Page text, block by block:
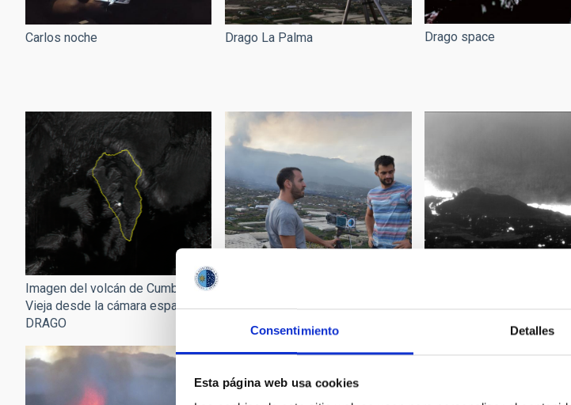
Consentimiento Detalles
Esta página web usa cookies
Carlos noche Drago La Palma Drago space
Imagen del volcán de Cumbre
Vieja desde la cámara espacial
DRAGO